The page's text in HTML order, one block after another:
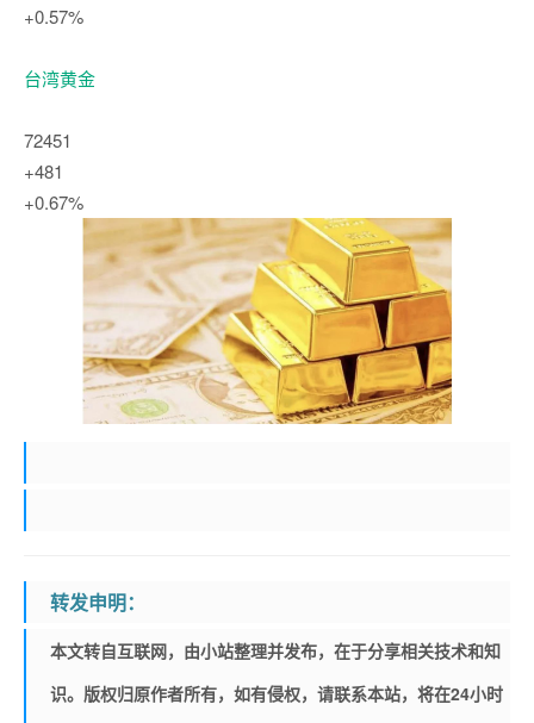
+0.57%
台湾黄金
72451
+481
+0.67%
转发申明：
本文转自互联网，由小站整理并发布，在于分享相关技术和知
识。版权归原作者所有，如有侵权，请联系本站，将在24小时